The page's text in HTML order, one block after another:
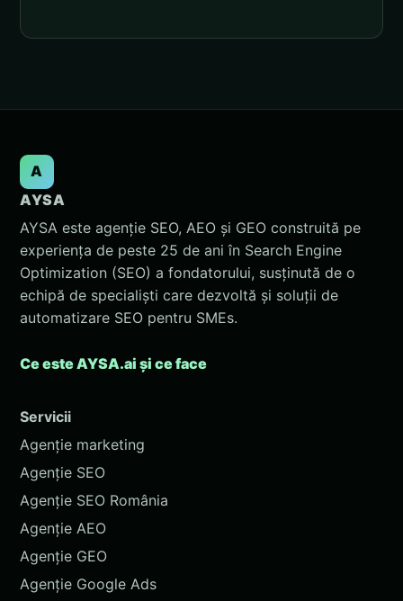
A
AYSA
AYSA este agenție SEO, AEO și GEO construită pe
experiența de peste 25 de ani în Search Engine
Optimization (SEO) a fondatorului, susținută de o
echipă de specialiști care dezvoltă și soluții de
automatizare SEO pentru SMEs.
Ce este AYSA.ai și ce face
Servicii
Agenție marketing
Agenție SEO
Agenție SEO România
Agenție AEO
Agenție GEO
Agenție Google Ads